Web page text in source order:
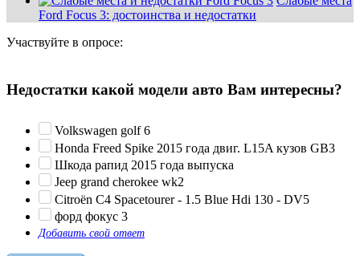
Ford Focus 3: достоинства и недостатки
Участвуйте в опросе:
Недостатки какой модели авто Вам интересны?
Volkswagen golf 6
Honda Freed Spike 2015 года двиг. L15A кузов GB3
Шкода рапид 2015 года выпуска
Jeep grand cherokee wk2
Citroën C4 Spacetourer - 1.5 Blue Hdi 130 - DV5
форд фокус 3
Добавить свой ответ